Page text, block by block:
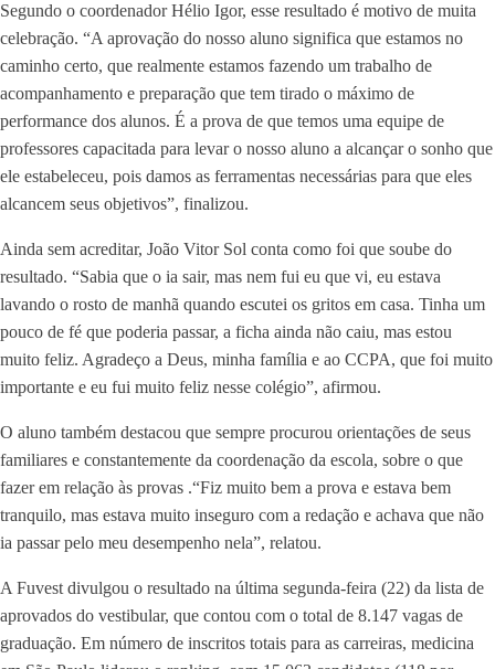
Segundo o coordenador Hélio Igor, esse resultado é motivo de muita
celebração. “A aprovação do nosso aluno significa que estamos no
caminho certo, que realmente estamos fazendo um trabalho de
acompanhamento e preparação que tem tirado o máximo de
performance dos alunos. É a prova de que temos uma equipe de
professores capacitada para levar o nosso aluno a alcançar o sonho que
ele estabeleceu, pois damos as ferramentas necessárias para que eles
alcancem seus objetivos”, finalizou.
Ainda sem acreditar, João Vitor Sol conta como foi que soube do
resultado. “Sabia que o ia sair, mas nem fui eu que vi, eu estava
lavando o rosto de manhã quando escutei os gritos em casa. Tinha um
pouco de fé que poderia passar, a ficha ainda não caiu, mas estou
muito feliz. Agradeço a Deus, minha família e ao CCPA, que foi muito
importante e eu fui muito feliz nesse colégio”, afirmou.
O aluno também destacou que sempre procurou orientações de seus
familiares e constantemente da coordenação da escola, sobre o que
fazer em relação às provas .“Fiz muito bem a prova e estava bem
tranquilo, mas estava muito inseguro com a redação e achava que não
ia passar pelo meu desempenho nela”, relatou.
A Fuvest divulgou o resultado na última segunda-feira (22) da lista de
aprovados do vestibular, que contou com o total de 8.147 vagas de
graduação. Em número de inscritos totais para as carreiras, medicina